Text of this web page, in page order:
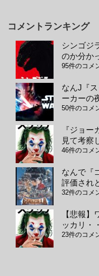
コメントランキング
シンゴジ
のか分か
95件のコメ
なんJ『
ーカーの
50件のコメ
『ジョ
見て考察
46件のコメ
なんで『
評価され
32件のコメ
【悲報
ッカリ・
23件のコメ